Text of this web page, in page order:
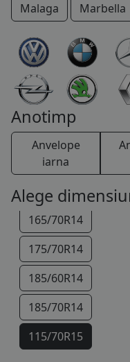
CONTACT
Malaga
Marbella
Anotimp
Anvelope
iarna
Alege
145/80R13
155/80R13
165/70R13
175/70R13
105/70R14
135/80R14
165/65R14
165/70R14
175/70R14
185/60R14
185/70R14
115/70R15